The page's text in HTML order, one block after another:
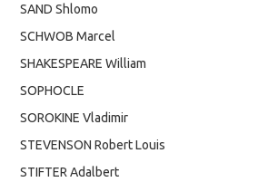
SAND Shlomo
SCHWOB Marcel
SHAKESPEARE William
SOPHOCLE
SOROKINE Vladimir
STEVENSON Robert Louis
STIFTER Adalbert